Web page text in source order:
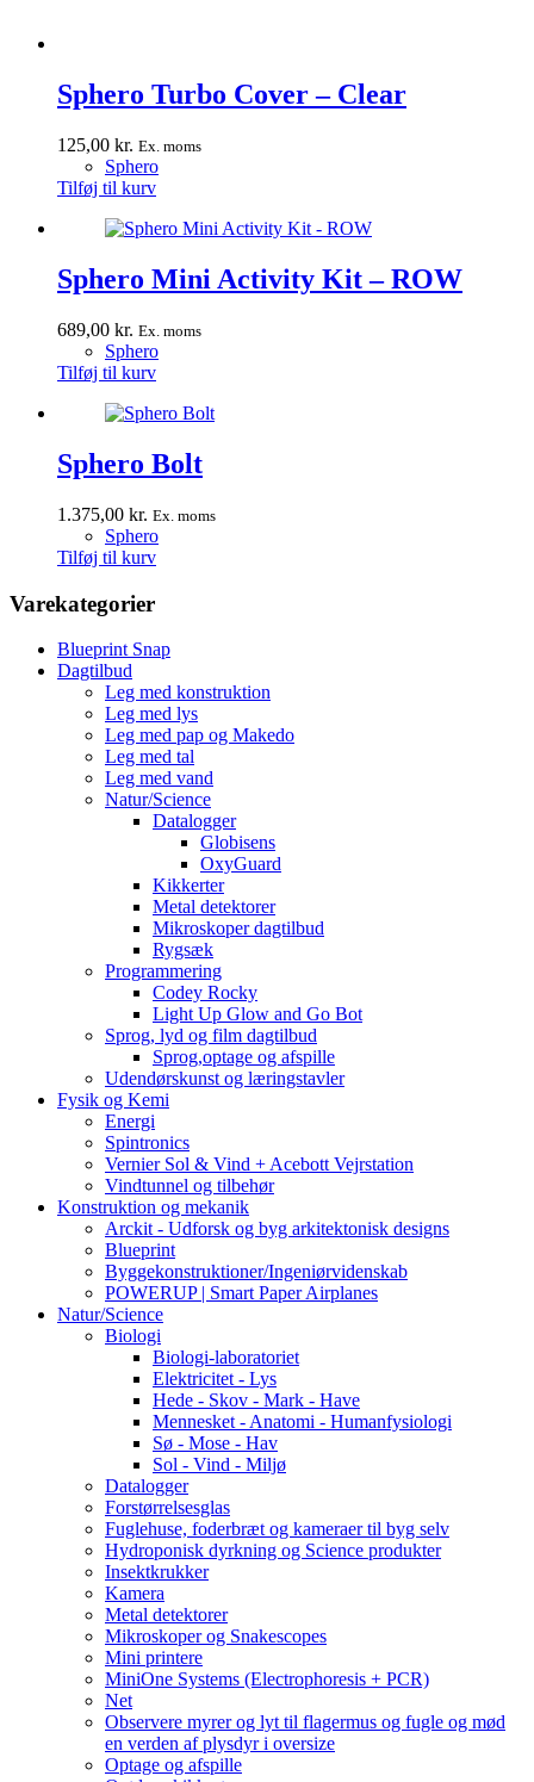
Sphero Turbo Cover – Clear
125,00 kr. Ex. moms
Sphero
Tilføj til kurv
Sphero Mini Activity Kit – ROW
689,00 kr. Ex. moms
Sphero
Tilføj til kurv
Sphero Bolt
1.375,00 kr. Ex. moms
Sphero
Tilføj til kurv
Varekategorier
Blueprint Snap
Dagtilbud
Leg med konstruktion
Leg med lys
Leg med pap og Makedo
Leg med tal
Leg med vand
Natur/Science
Datalogger
Globisens
OxyGuard
Kikkerter
Metal detektorer
Mikroskoper dagtilbud
Rygsæk
Programmering
Codey Rocky
Light Up Glow and Go Bot
Sprog, lyd og film dagtilbud
Sprog,optage og afspille
Udendørskunst og læringstavler
Fysik og Kemi
Energi
Spintronics
Vernier Sol & Vind + Acebott Vejrstation
Vindtunnel og tilbehør
Konstruktion og mekanik
Arckit - Udforsk og byg arkitektonisk designs
Blueprint
Byggekonstruktioner/Ingeniørvidenskab
POWERUP | Smart Paper Airplanes
Natur/Science
Biologi
Biologi-laboratoriet
Elektricitet - Lys
Hede - Skov - Mark - Have
Mennesket - Anatomi - Humanfysiologi
Sø - Mose - Hav
Sol - Vind - Miljø
Datalogger
Forstørrelsesglas
Fuglehuse, foderbræt og kameraer til byg selv
Hydroponisk dyrkning og Science produkter
Insektkrukker
Kamera
Metal detektorer
Mikroskoper og Snakescopes
Mini printere
MiniOne Systems (Electrophoresis + PCR)
Net
Observere myrer og lyt til flagermus og fugle og mød
en verden af plysdyr i oversize
Optage og afspille